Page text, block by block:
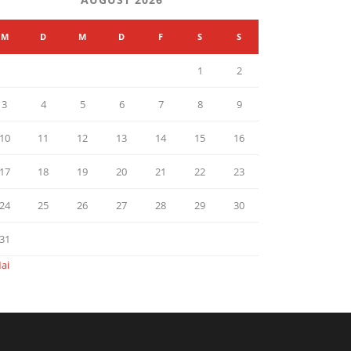
M D M D F S S
1 2
3 4 5 6 7 8 9
11 12 13 14 15 16
18 19 20 21 22 23
25 26 27 28 29 30